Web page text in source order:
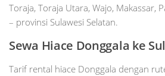
Toraja, Toraja Utara, Wajo, Makassar,
– provinsi Sulawesi Selatan.
Sewa Hiace Donggala ke
Tarif rental hiace Donggala dengan